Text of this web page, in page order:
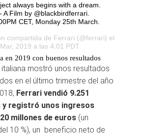
always begins with a dream.
A Film by @blackbirdferrari.
CET, Monday 25th March.
compartida de Ferrari (@ferrari) el
2019 a las 4:01 PDT
en 2019 con buenos resultados
mostró unos resultados
en el último trimestre del año
Ferrari vendió 9.251
y registró unos ingresos
millones de euros (un
10 %), un beneficio neto de